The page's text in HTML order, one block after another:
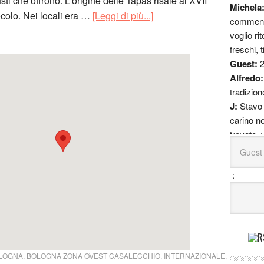
Nei locali era … [Leggi di più...]
BOLOGNA ZONA OVEST CASALECCHIO INTERNAZIONALE
Michela:
voglio
freschi,
Guest:
Alfredo:
J:
carino
trovato,
Luca:
mangi
: